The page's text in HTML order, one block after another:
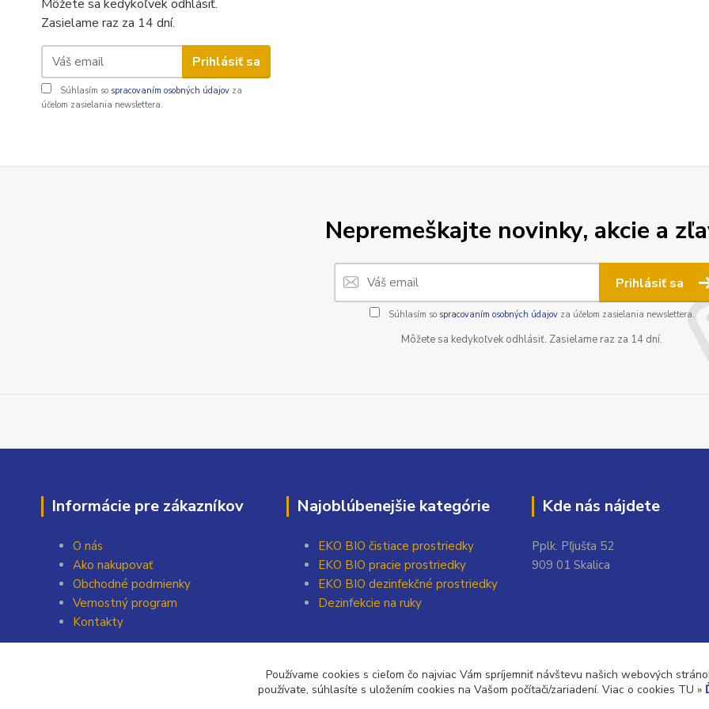
Môžete sa kedykoľvek odhlásiť.
Zasielame raz za 14 dní.
Prihlásiť sa
Súhlasím so spracovaním osobných údajov za
účelom zasielania newslettera.
Nepremeškajte novinky, akcie a
Prihlásiť sa
Súhlasím so spracovaním osobných údajovza účelom zasielania newslettera.
Môžete sa kedykoľvek odhlásiť. Zasielame raz za 14 dní.
Informácie pre zákazníkov
O nás
Ako nakupovať
Obchodné podmienky
Vernostný program
Kontakty
Najoblúbenejšie kategórie
EKO BIO čistiace prostriedky
EKO BIO pracie prostriedky
EKO BIO dezinfekčné prostriedky
Dezinfekcie na ruky
Kde nás nájdete
Pplk. Pľjušťa 52
909 01 Skalica
Používame cookies s cieľom čo najviac Vám spríjemniť návštevu našich webových
používate, súhlasíte s uložením cookies na Vašom počítači/zariadení. Viac o cookies TU »